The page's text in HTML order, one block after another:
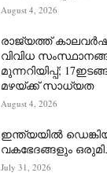
August 4, 2026
രാജ്യത്ത്
വിവിധ
മുന്നറിയിപ്പ്;
മഴയ്ക്ക് സാധ്യത
August 4, 2026
ഇന്ത്യയിൽ
വകഭേദങ്ങളും
July 31, 2026